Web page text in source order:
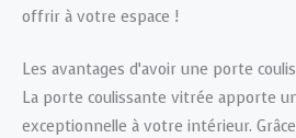
offrir à votre espace !
Les avantages d’avoir une porte
La porte coulissante vitrée apporte
exceptionnelle à votre intérieur.